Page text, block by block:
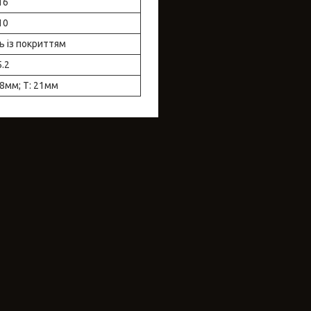
із покриттям
Т: 21мм